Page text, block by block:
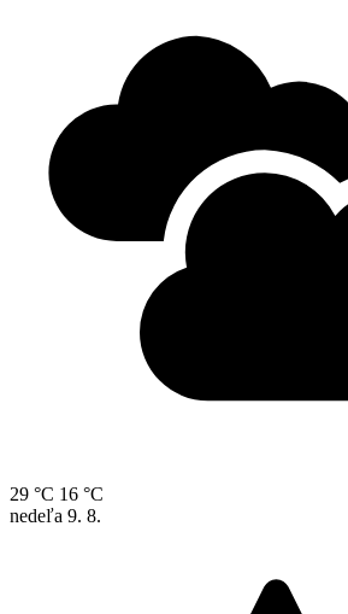
29 °C 16 °C
nedeľa 9. 8.